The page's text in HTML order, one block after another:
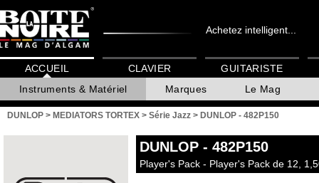
Achetez intelligent...
ACCUEIL
Instruments & Matériel
Marques Le Mag
CLAVIER GUITARISTE
DUNLOP > MEDIATORS TORTEX > Série Jazz > DUNLOP - 482P150
DUNLOP - 482P150
Player's Pack - Player's Pack de 12,